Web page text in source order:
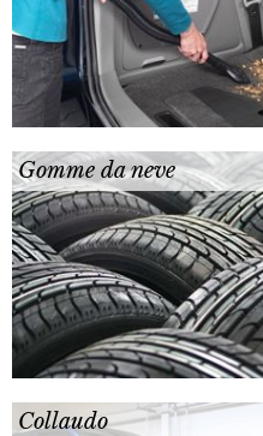
Gomme da neve
Collaudo